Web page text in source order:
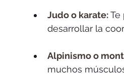
Judo o karate: Te
desarrollar la
Alpinismo o
muchos